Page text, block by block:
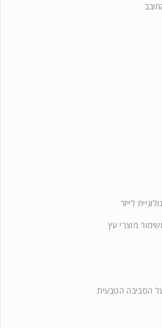
לייזר
מוצרי עץ
הסביבה הטבעית